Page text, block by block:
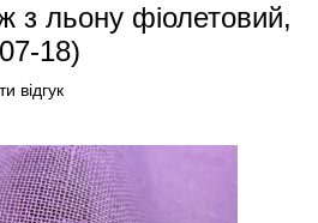
з льону фіолетовий,
18)
відгук